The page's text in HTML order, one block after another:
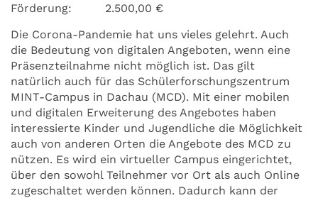
Förderung:
2.500,00 €
Die Corona-Pandemie hat uns vieles gelehrt. Auch
die Bedeutung von digitalen Angeboten, wenn eine
Präsenzteilnahme nicht möglich ist. Das gilt
natürlich auch für das Schülerforschungszentrum
MINT-Campus in Dachau (MCD). Mit einer mobilen
und digitalen Erweiterung des Angebotes haben
interessierte Kinder und Jugendliche die Möglichkeit
auch von anderen Orten die Angebote des MCD zu
nützen. Es wird ein virtueller Campus eingerichtet,
über den sowohl Teilnehmer vor Ort als auch Online
zugeschaltet werden können. Dadurch kann der